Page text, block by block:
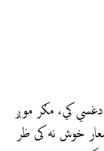
دغسي كي، مګر موږ
خوش نه کی ظر